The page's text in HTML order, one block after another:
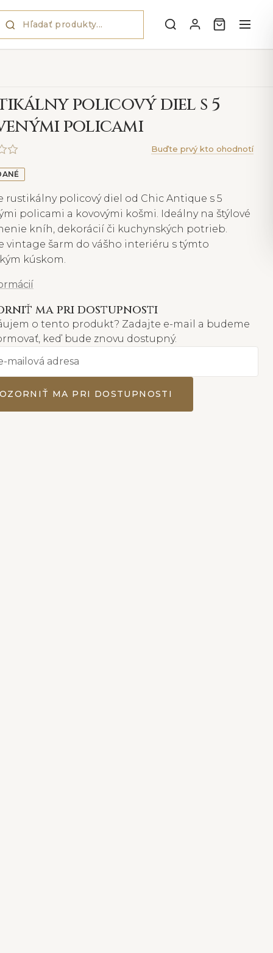
policový diel s 5
policami
Buďte prvý kto ohodnotí
rustikálny policový diel od Chic Antique s 5
policami a kovovými košmi. Ideálny na štýlové
kníh, dekorácií či kuchynských potrieb.
vintage šarm do vášho interiéru s týmto
kúskom.
ma pri dostupnosti
o tento produkt? Zadajte e-mail a budeme
keď bude znovu dostupný.
MA PRI DOSTUPNOSTI